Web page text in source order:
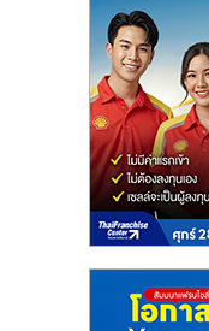
ไชส์
ขาย
แฟ